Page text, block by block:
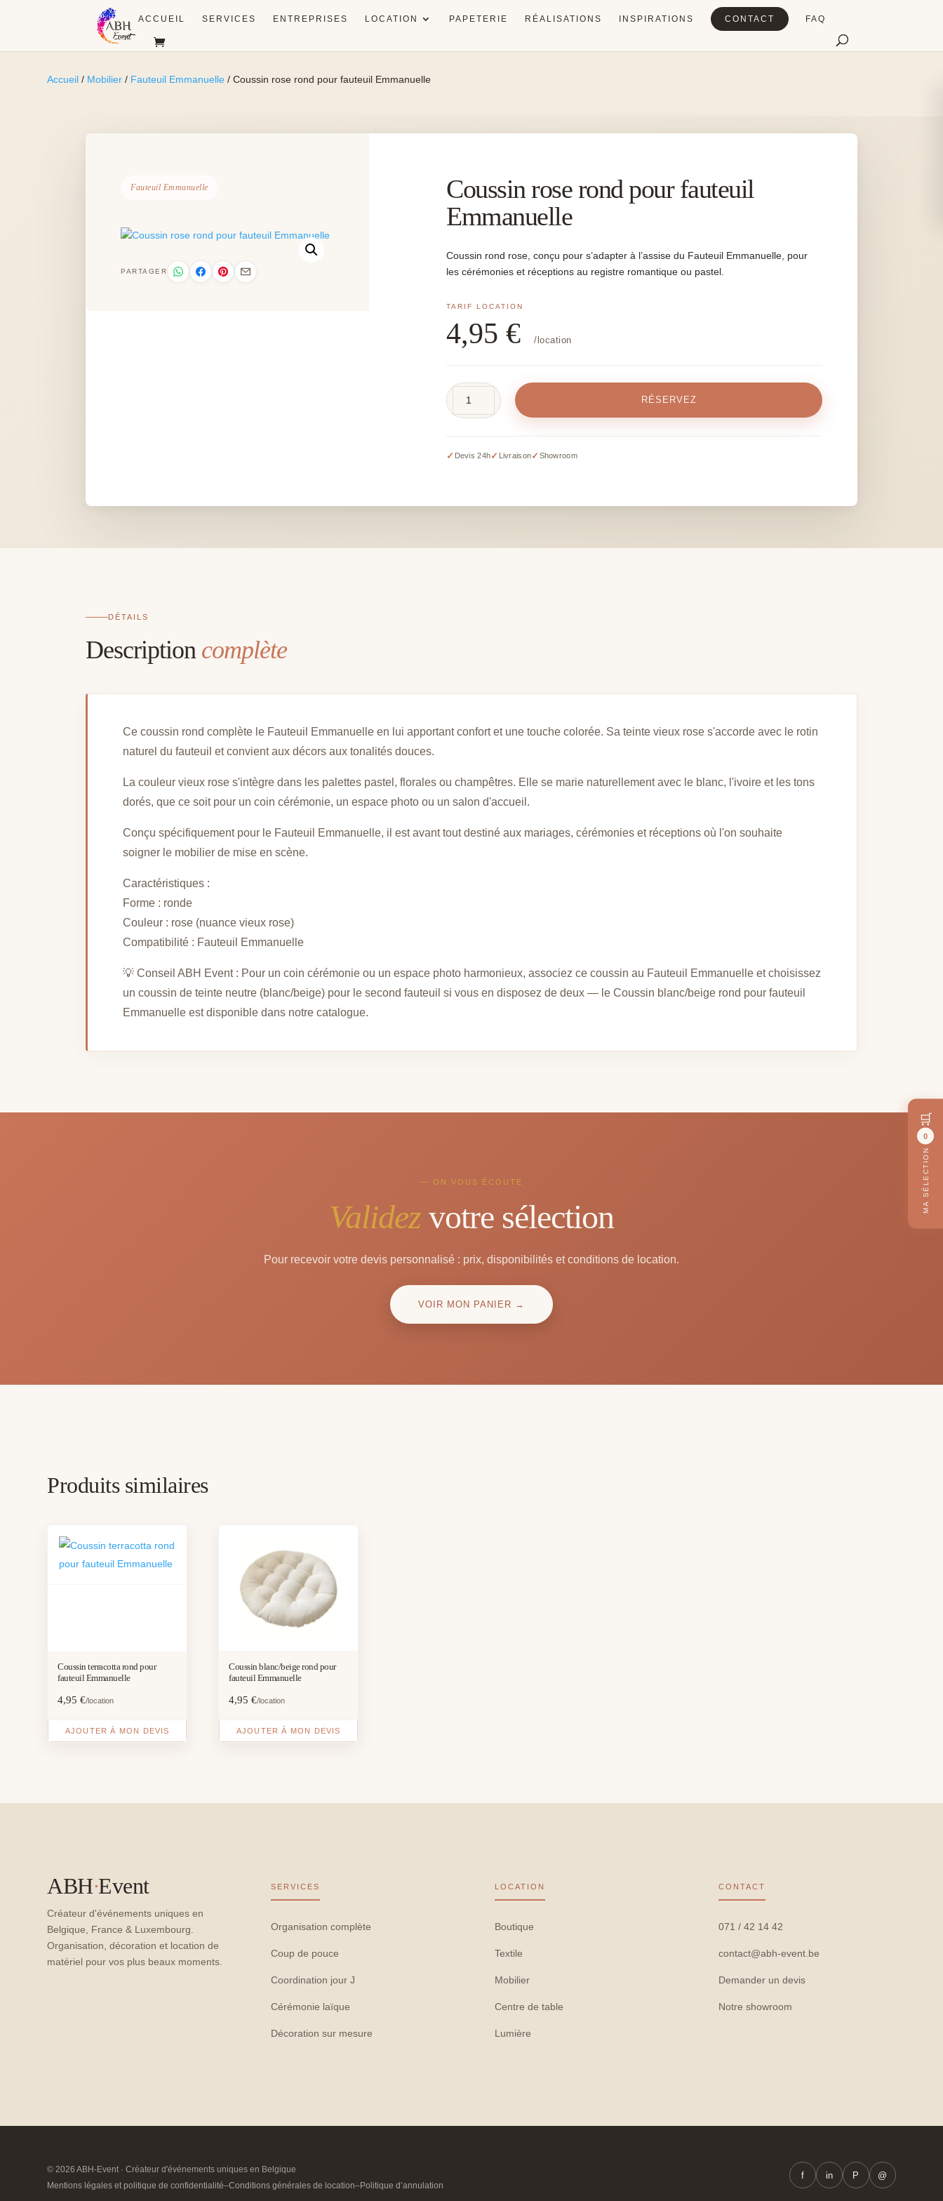
ACCUEIL SERVICES ENTREPRISES LOCATION PAPETERIE RÉALISATIONS INSPIRATIONS CONTACT FAQ
Accueil / Mobilier / Fauteuil Emmanuelle / Coussin rose rond pour fauteuil Emmanuelle
Fauteuil Emmanuelle
PARTAGER
Coussin rose rond pour fauteuil
Emmanuelle
Coussin rond rose, conçu pour s’adapter à l’assise du Fauteuil Emmanuelle, pour
les cérémonies et réceptions au registre romantique ou pastel.
4,95€ /location
rond
Emmanuelle
RÉSERVEZ
✓ Devis 24h✓ Livraison✓ Showroom
DÉTAILS
Description complète
Ce coussin rond complète le Fauteuil Emmanuelle en lui apportant confort et une touche colorée. Sa teinte vieux rose s'accorde avec le rotin
naturel du fauteuil et convient aux décors aux tonalités douces.
La couleur vieux rose s'intègre dans les palettes pastel, florales ou champêtres. Elle se marie naturellement avec le blanc, l'ivoire et les tons
dorés, que ce soit pour un coin cérémonie, un espace photo ou un salon d'accueil.
Conçu spécifiquement pour le Fauteuil Emmanuelle, il est avant tout destiné aux mariages, cérémonies et réceptions où l'on souhaite
soigner le mobilier de mise en scène.
Caractéristiques :
Forme : ronde
Couleur : rose (nuance vieux rose)
Compatibilité : Fauteuil Emmanuelle
💡 Conseil ABH Event : Pour un coin cérémonie ou un espace photo harmonieux, associez ce coussin au Fauteuil Emmanuelle et choisissez
un coussin de teinte neutre (blanc/beige) pour le second fauteuil si vous en disposez de deux — le Coussin blanc/beige rond pour fauteuil
Emmanuelle est disponible dans notre catalogue.
— ON VOUS ÉCOUTE
Validez votre sélection
Pour recevoir votre devis personnalisé : prix, disponibilités et conditions de location.
VOIR MON PANIER →
Produits similaires
Coussin terracotta rond pour
fauteuil Emmanuelle
4,95€/location
AJOUTER À MON DEVIS
Coussin blanc/beige rond pour
fauteuil Emmanuelle
4,95€/location
AJOUTER À MON DEVIS
ABH·Event
Créateur d'événements uniques en
Belgique, France & Luxembourg.
Organisation, décoration et location de
matériel pour vos plus beaux moments.
SERVICES
Organisation complète
Coup de pouce
Coordination jour J
Cérémonie laïque
Décoration sur mesure
LOCATION
Boutique
Textile
Mobilier
Centre de table
Lumière
CONTACT
071 / 42 14 42
contact@abh-event.be
Demander un devis
Notre showroom
© 2026 ABH-Event · Créateur d'événements uniques en Belgique
Mentions légales et politique de confidentialité–Conditions générales de location–Politique d’annulation
f in P @
🛒
0
MA SÉLECTION